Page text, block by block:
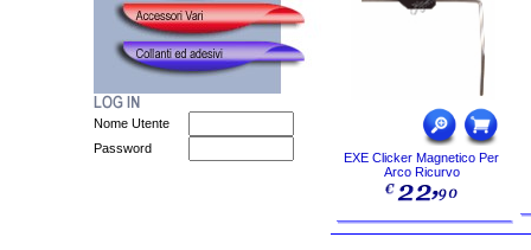
Nome Utente
Password
EXE Clicker Magnetico Per
Arco Ricurvo